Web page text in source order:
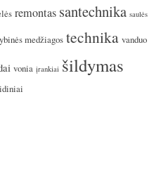
remontas santechnika saulės
medžiagos technika vanduo
vonia įrankiai šildymas